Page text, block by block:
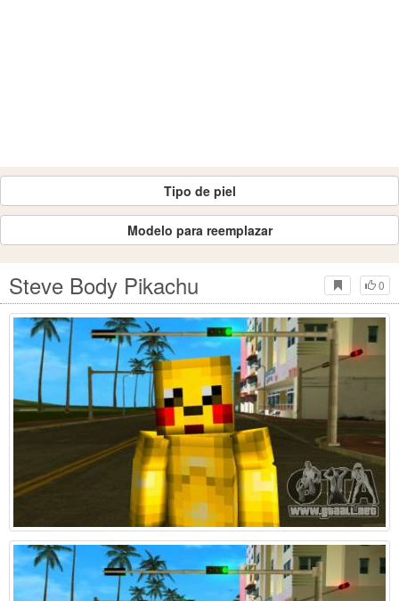
Tipo de piel
Modelo para reemplazar
0
Steve Body Pikachu